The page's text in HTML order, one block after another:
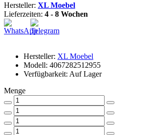
Hersteller: XL Moebel
Lieferzeiten: 4 - 8 Wochen
Hersteller: XL Moebel
Modell: 4067282512955
Verfügbarkeit: Auf Lager
Menge